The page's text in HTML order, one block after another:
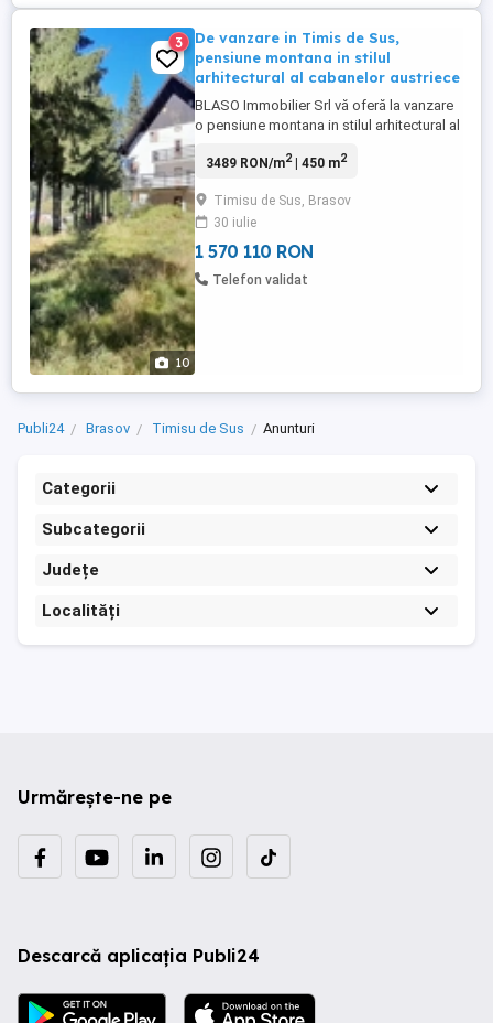
10
3
De vanzare in Timis de Sus,
pensiune montana in stilul
arhitectural al cabanelor austriece
BLASO Immobilier Srl vă oferă la vanzare
o pensiune montana in stilul arhitectural al
Clădirea a fost parțial renovată. Situată pe
Sub-sol, parter, două etaje superioare și
mansardă, are o suprafață totală locuibilă
estimată ...
3489 RON/m2| 450 m2
Timisu de Sus, Brasov
30 iulie
1 570 110 RON
Telefon validat
Publi24 Brasov Timisu de Sus Anunturi
Categorii
Subcategorii
Județe
Localități
Urmărește-ne pe
Descarcă aplicația Publi24